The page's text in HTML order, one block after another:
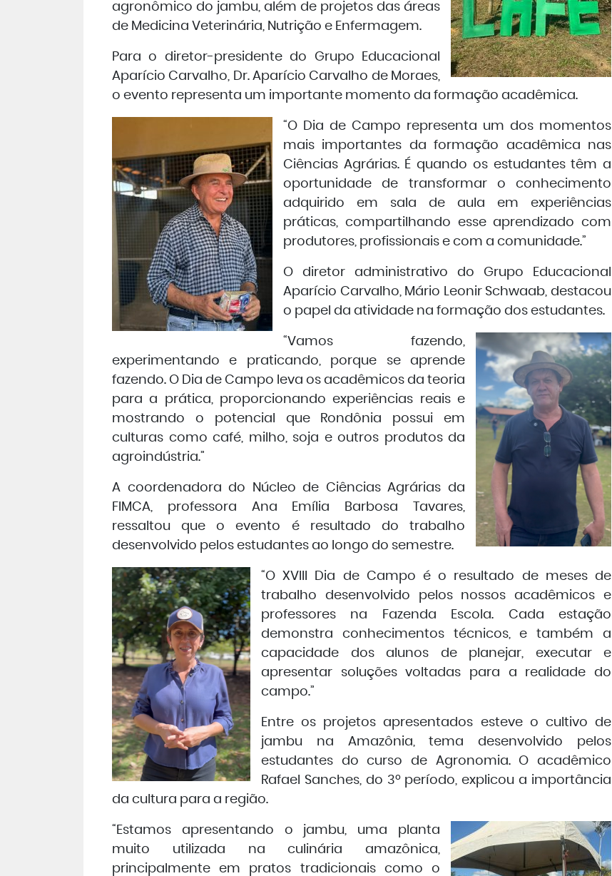
agronômico do jambu, além de projetos das áreas
de Medicina Veterinária, Nutrição e Enfermagem.
Para o diretor-presidente do Grupo Educacional
Aparício Carvalho, Dr. Aparício Carvalho de Moraes,
o evento representa um importante momento da formação acadêmica.
“O Dia de Campo representa um dos momentos
mais importantes da formação acadêmica nas
Ciências Agrárias. É quando os estudantes têm a
oportunidade de transformar o conhecimento
adquirido em sala de aula em experiências
práticas, compartilhando esse aprendizado com
produtores, profissionais e com a comunidade.”
O diretor administrativo do Grupo Educacional
Aparício Carvalho, Mário Leonir Schwaab, destacou
o papel da atividade na formação dos estudantes.
“Vamos fazendo,
experimentando e praticando, porque se aprende
fazendo. O Dia de Campo leva os acadêmicos da teoria
para a prática, proporcionando experiências reais e
mostrando o potencial que Rondônia possui em
culturas como café, milho, soja e outros produtos da
agroindústria.”
A coordenadora do Núcleo de Ciências Agrárias da
FIMCA, professora Ana Emília Barbosa Tavares,
ressaltou que o evento é resultado do trabalho
desenvolvido pelos estudantes ao longo do semestre.
“O XVIII Dia de Campo é o resultado de meses de
trabalho desenvolvido pelos nossos acadêmicos e
professores na Fazenda Escola. Cada estação
demonstra conhecimentos técnicos, e também a
capacidade dos alunos de planejar, executar e
apresentar soluções voltadas para a realidade do
campo.”
Entre os projetos apresentados esteve o cultivo de
jambu na Amazônia, tema desenvolvido pelos
estudantes do curso de Agronomia. O acadêmico
Rafael Sanches, do 3º período, explicou a importância
da cultura para a região.
“Estamos apresentando o jambu, uma planta
muito utilizada na culinária amazônica,
principalmente em pratos tradicionais como o